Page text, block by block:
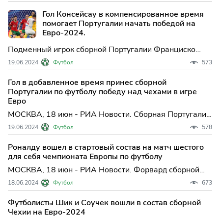
группового этапа чемпионата Европы по футболу
2024 года против коман...
Гол Консейсау в компенсированное время
помогает Португалии начать победой на
Евро-2024.
Подменный игрок сборной Португалии Франциско
Консейсао забил в компенсированное время, принеся
своей команде победу со счетом 2-1 над сборной
Чехии в их открытом матче чемпионата Европы во
вторник.
19.06.2024 Футбол 573
Гол в добавленное время принес сборной
Португалии по футболу победу над чехами в игре
Евро
МОСКВА, 18 июн - РИА Новости. Сборная Португалии
обыграла команду Чехии в матче первого тура
группового этапа чемпионата Европы по футболу.
Встреча группы F, прошедшая в Лейпциге,
завершилась со счет...
19.06.2024 Футбол 578
Роналду вошел в стартовый состав на матч шестого
для себя чемпионата Европы по футболу
МОСКВА, 18 июн - РИА Новости. Форвард сборной
Португалии Криштиану Роналду выйдет с капитанской
повязкой на матч против чехов на шестом для себя
чемпионате Европы, сообщается на сайте Союза
европейски...
18.06.2024 Футбол 673
Футболисты Шик и Соучек вошли в состав сборной
Чехии на Евро-2024